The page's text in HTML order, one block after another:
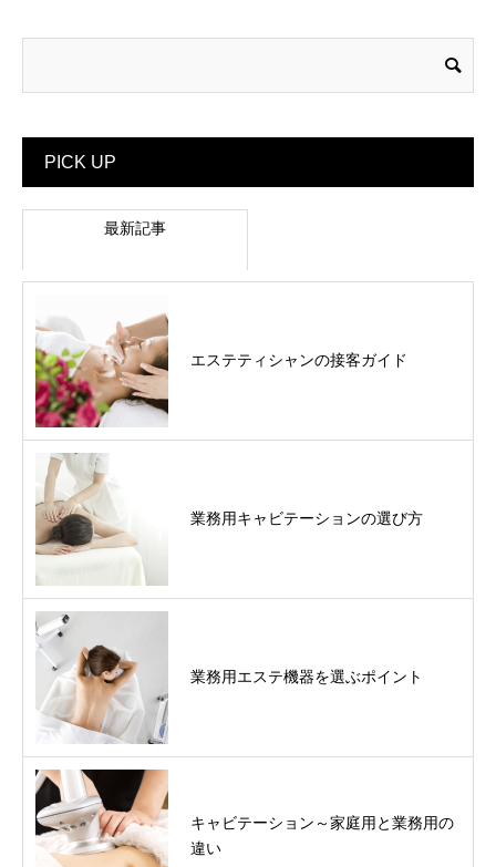
PICK UP
最新記事
エステティシャンの接客ガイド
業務用キャビテーションの選び方
業務用エステ機器を選ぶポイント
キャビテーション～家庭用と業務用の
違い